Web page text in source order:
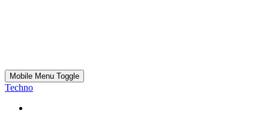
Mobile Menu Toggle
Techno